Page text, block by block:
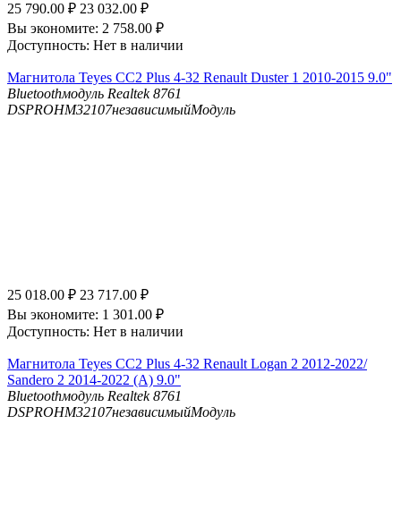
25 790.00 ₽ 23 032.00 ₽
Вы экономите: 2 758.00 ₽
Доступность: Нет в наличии
Магнитола Teyes CC2 Plus 4-32 Renault Duster 1 2010-2015 9.0"
Bluetoothмодуль Realtek 8761
DSPROHM32107независимыйМодуль
25 018.00 ₽ 23 717.00 ₽
Вы экономите: 1 301.00 ₽
Доступность: Нет в наличии
Магнитола Teyes CC2 Plus 4-32 Renault Logan 2 2012-2022/
Sandero 2 2014-2022 (A) 9.0"
Bluetoothмодуль Realtek 8761
DSPROHM32107независимыйМодуль